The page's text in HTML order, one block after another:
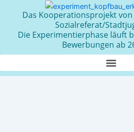
Das Kooperationsprojekt
Sozialreferat/
Die Experimentierphase läuft
Bewerbungen ab